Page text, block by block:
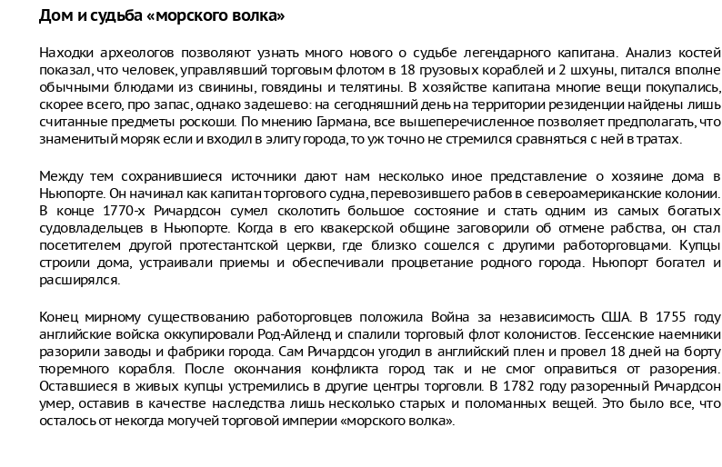
Дом и судьба «морского волка»
Находки археологов позволяют узнать много нового о судьбе легендарного капитана. Анализ костей
показал, что человек, управлявший торговым флотом в 18 грузовых кораблей и 2 шхуны, питался вполне
обычными блюдами из свинины, говядины и телятины. В хозяйстве капитана многие вещи покупались,
скорее всего, про запас, однако задешево: на сегодняшний день на территории резиденции найдены лишь
считанные предметы роскоши. По мнению Гармана, все вышеперечисленное позволяет предполагать, что
знаменитый моряк если и входил в элиту города, то уж точно не стремился сравняться с ней в тратах.
Между тем сохранившиеся источники дают нам несколько иное представление о хозяине дома в
Ньюпорте. Он начинал как капитан торгового судна, перевозившего рабов в североамериканские колонии.
В конце 1770-х Ричардсон сумел сколотить большое состояние и стать одним из самых богатых
судовладельцев в Ньюпорте. Когда в его квакерской общине заговорили об отмене рабства, он стал
посетителем другой протестантской церкви, где близко сошелся с другими работорговцами. Купцы
строили дома, устраивали приемы и обеспечивали процветание родного города. Ньюпорт богател и
расширялся.
Конец мирному существованию работорговцев положила Война за независимость США. В 1755 году
английские войска оккупировали Род-Айленд и спалили торговый флот колонистов. Гессенские наемники
разорили заводы и фабрики города. Сам Ричардсон угодил в английский плен и провел 18 дней на борту
тюремного корабля. После окончания конфликта город так и не смог оправиться от разорения.
Оставшиеся в живых купцы устремились в другие центры торговли. В 1782 году разоренный Ричардсон
умер, оставив в качестве наследства лишь несколько старых и поломанных вещей. Это было все, что
осталось от некогда могучей торговой империи «морского волка».